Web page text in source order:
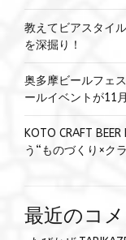
教えてビアスタイ
を深掘り！
奥多摩ビールフェ
ールイベントが11
KOTO CRAFT
う“ものづくり×ク
最近のコ